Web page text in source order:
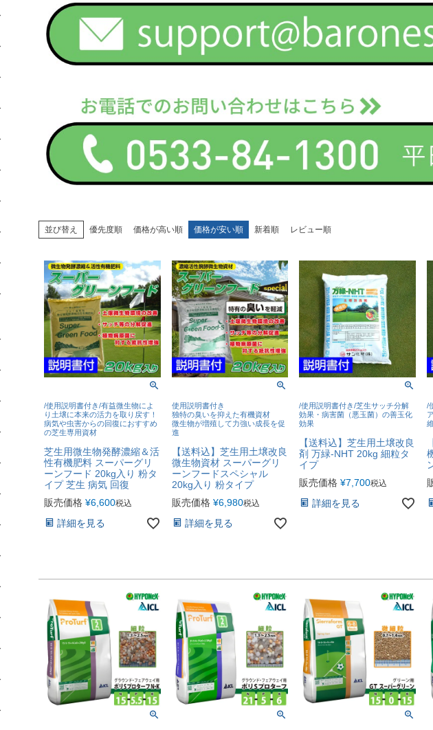
並び替え 優先度順 価格が高い順 価格が安い順 新着順 レビュー順
/使用説明書付き/有益微生物によ
り土壌に本来の活力を取り戻す！
病気や虫害からの回復におすすめ
の芝生専用資材
芝生用微生物発酵濃縮＆活
性有機肥料 スーパーグリ
ーンフード 20kg入り 粉タ
イプ 芝生 病気 回復
販売価格 ¥6,600税込
詳細を見る
使用説明書付き
独特の臭いを抑えた有機資材
微生物が増殖して力強い成長を促
進
【送料込】芝生用土壌改良
微生物資材 スーパーグリ
ーンフードスペシャル
20kg入り 粉タイプ
販売価格 ¥6,980税込
詳細を見る
/使用説明書付き/芝生サッチ分解
効果・病害菌（悪玉菌）の善玉化
効果
【送料込】芝生用土壌改良
剤 万緑-NHT 20kg 細粒タ
イプ
販売価格 ¥7,700税込
詳細を見る
/